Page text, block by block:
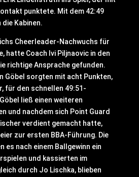
punktete. Mit dem 42:49
die Kabinen.
Cheerleader-Nachwuchs für
hatte Coach Ivi Piljnaovic in den
richtige Ansprache gefunden.
Göbel sorgten mit acht Punkten,
für den schnellen 49:51-
ließ einen weiteren
und nachdem sich Point Guard
verdient gemacht hatte,
zur ersten BBA-Führung. Die
es nach einem Ballgewinn ein
und kassierten im
durch Jo Lischka, blieben